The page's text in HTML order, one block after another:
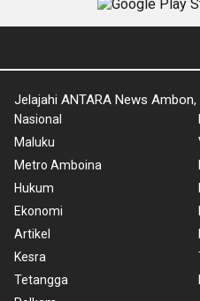
Jelajahi ANTARA News Ambon,
Nasional
Maluku
Metro Amboina
Hukum
Ekonomi
Artikel
Kesra
Tetangga